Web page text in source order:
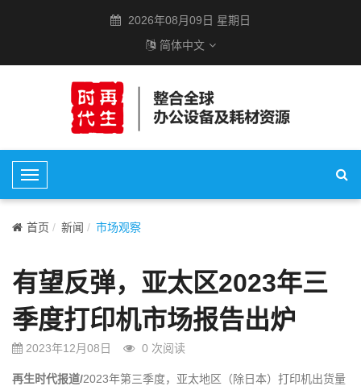
2026年08月09日 星期日
简体中文
T
o
g
e
N
a
i
g
首页 新闻 市场观察
有望反弹，亚太区2023年三
季度打印机市场报告出炉
2023年12月08日 0 次阅读
再生时代报道/2023年第三季度，亚太地区（除日本）打印机出货量